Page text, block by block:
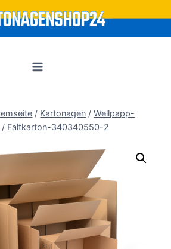
/ Kartonagen / Wellpapp-
/ Faltkarton-340340550-2